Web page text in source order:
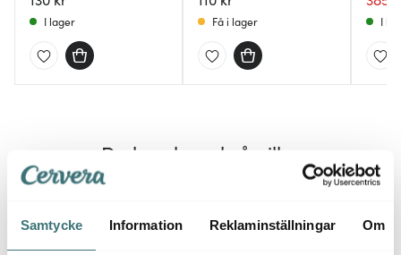
Samtycke Information Reklaminställningar Om
I lager Få i lager I
Du kanske också gillar